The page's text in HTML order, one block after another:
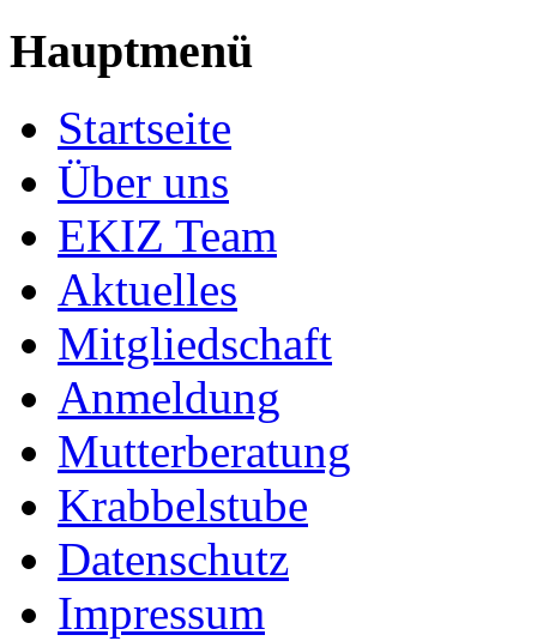
Hauptmenü
Startseite
Über uns
EKIZ Team
Aktuelles
Mitgliedschaft
Anmeldung
Mutterberatung
Krabbelstube
Datenschutz
Impressum